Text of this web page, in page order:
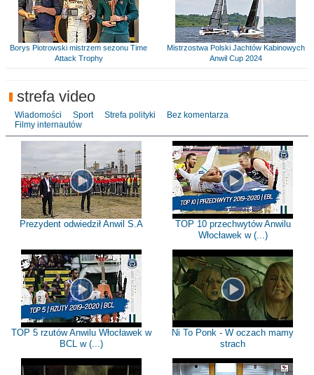
Borys Piotrowski mistrzem sezonu Time
Attack Trophy
Mistrzostwa Polski Jachtów Kabinowych
Anwil Cup 2024
strefa video
Wiadomości Sport Strefa polityki
Bez komentarza
Filmy internautów
Prezydent odwiedził Anwil S.A
TOP 10 przechwytów Anwilu
Włocławek w (...)
TOP 5 rzutów Anwilu Włocławek w
BCL w (...)
Ni To Ponk - W oczach mamy
strach